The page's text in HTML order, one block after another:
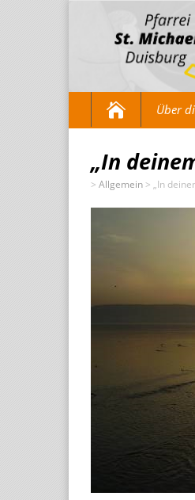
Über
„In
> Allgemein > „In